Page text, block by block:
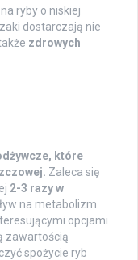
ryby o niskiej
dostarczają nie
zdrowych
które
Zaleca się
2-3 razy w
na metabolizm.
opcjami
zawartością
spożycie ryb